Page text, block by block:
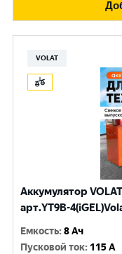
VOLAT
Аккумулятор
арт.YT9B-
Емкость:8 Ач
Пусковой ток: 115 A